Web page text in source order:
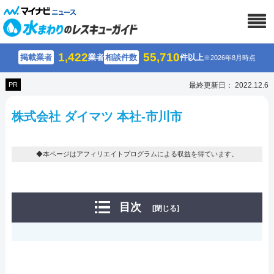
掲載業者 1,422業者相談件数 55,710件以上※2026年8月時点
PR 最終更新日： 2022.12.6
株式会社 ダイマツ 本社-市川市
◆本ページはアフィリエイトプログラムによる収益を得ています。
目次 [閉じる]